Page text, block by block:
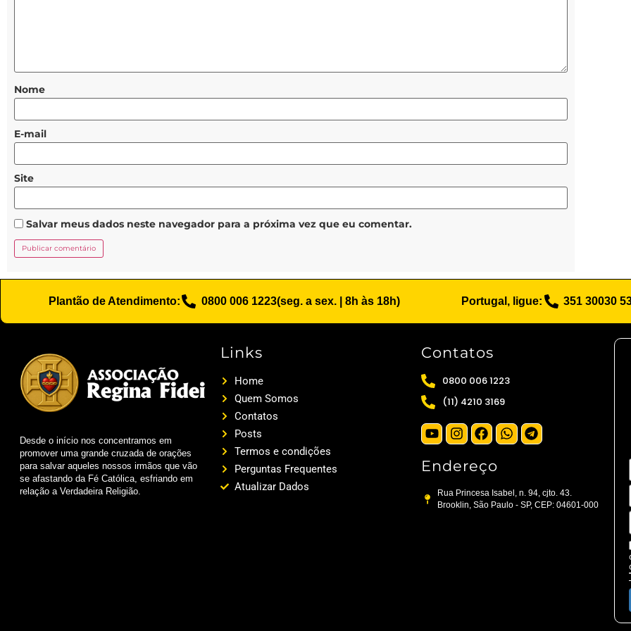
Nome
E-mail
Site
Salvar meus dados neste navegador para a próxima vez que eu comentar.
Plantão de Atendimento: 0800 006 1223(seg. a sex. | 8h às 18h) Portugal, ligue: 351 30030
Desde o início nos concentramos em
promover uma grande cruzada de orações
para salvar aqueles nossos irmãos que vão
se afastando da Fé Católica, esfriando em
relação a Verdadeira Religião.
Links
Home
Quem Somos
Contatos
Posts
Termos e condições
Perguntas Frequentes
Atualizar Dados
Contatos
0800 006 1223
(11) 4210 3169
Endereço
Rua Princesa Isabel, n. 94, cjto. 43.
Brooklin, São Paulo - SP, CEP: 04601-000